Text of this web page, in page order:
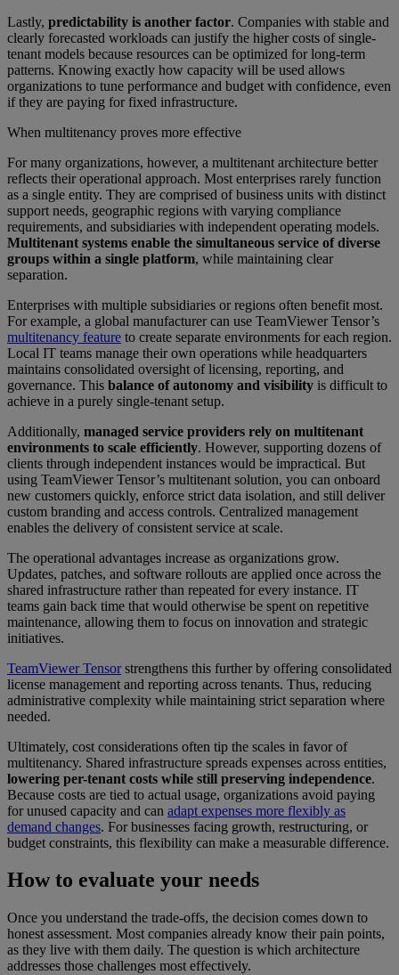
Lastly, predictability is another factor. Companies with stable and
clearly forecasted workloads can justify the higher costs of single-
tenant models because resources can be optimized for long-term
patterns. Knowing exactly how capacity will be used allows
organizations to tune performance and budget with confidence, even
if they are paying for fixed infrastructure.
When multitenancy proves more effective
For many organizations, however, a multitenant architecture better
reflects their operational approach. Most enterprises rarely function
as a single entity. They are comprised of business units with distinct
support needs, geographic regions with varying compliance
requirements, and subsidiaries with independent operating models.
Multitenant systems enable the simultaneous service of diverse
groups within a single platform, while maintaining clear
separation.
Enterprises with multiple subsidiaries or regions often benefit most.
For example, a global manufacturer can use TeamViewer Tensor’s
multitenancy feature to create separate environments for each region.
Local IT teams manage their own operations while headquarters
maintains consolidated oversight of licensing, reporting, and
governance. This balance of autonomy and visibility is difficult to
achieve in a purely single-tenant setup.
Additionally, managed service providers rely on multitenant
environments to scale efficiently. However, supporting dozens of
clients through independent instances would be impractical. But
using TeamViewer Tensor’s multitenant solution, you can onboard
new customers quickly, enforce strict data isolation, and still deliver
custom branding and access controls. Centralized management
enables the delivery of consistent service at scale.
The operational advantages increase as organizations grow.
Updates, patches, and software rollouts are applied once across the
shared infrastructure rather than repeated for every instance. IT
teams gain back time that would otherwise be spent on repetitive
maintenance, allowing them to focus on innovation and strategic
initiatives.
TeamViewer Tensorstrengthens this further by offering consolidated
license management and reporting across tenants. Thus, reducing
administrative complexity while maintaining strict separation where
needed.
Ultimately, cost considerations often tip the scales in favor of
multitenancy. Shared infrastructure spreads expenses across entities,
lowering per-tenant costs while still preserving independence.
Because costs are tied to actual usage, organizations avoid paying
for unused capacity and can adapt expenses more flexibly as
demand changes. For businesses facing growth, restructuring, or
budget constraints, this flexibility can make a measurable difference.
How to evaluate your needs
Once you understand the trade-offs, the decision comes down to
honest assessment. Most companies already know their pain points,
as they live with them daily. The question is which architecture
addresses those challenges most effectively.